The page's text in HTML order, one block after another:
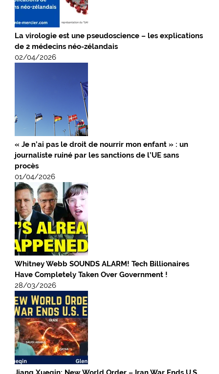
La virologie est une pseudoscience – les explications
de 2 médecins néo-zélandais
02/04/2026
« Je n’ai pas le droit de nourrir mon enfant » : un
journaliste ruiné par les sanctions de l’UE sans
procès
01/04/2026
Whitney Webb SOUNDS ALARM! Tech Billionaires
Have Completely Taken Over Government !
28/03/2026